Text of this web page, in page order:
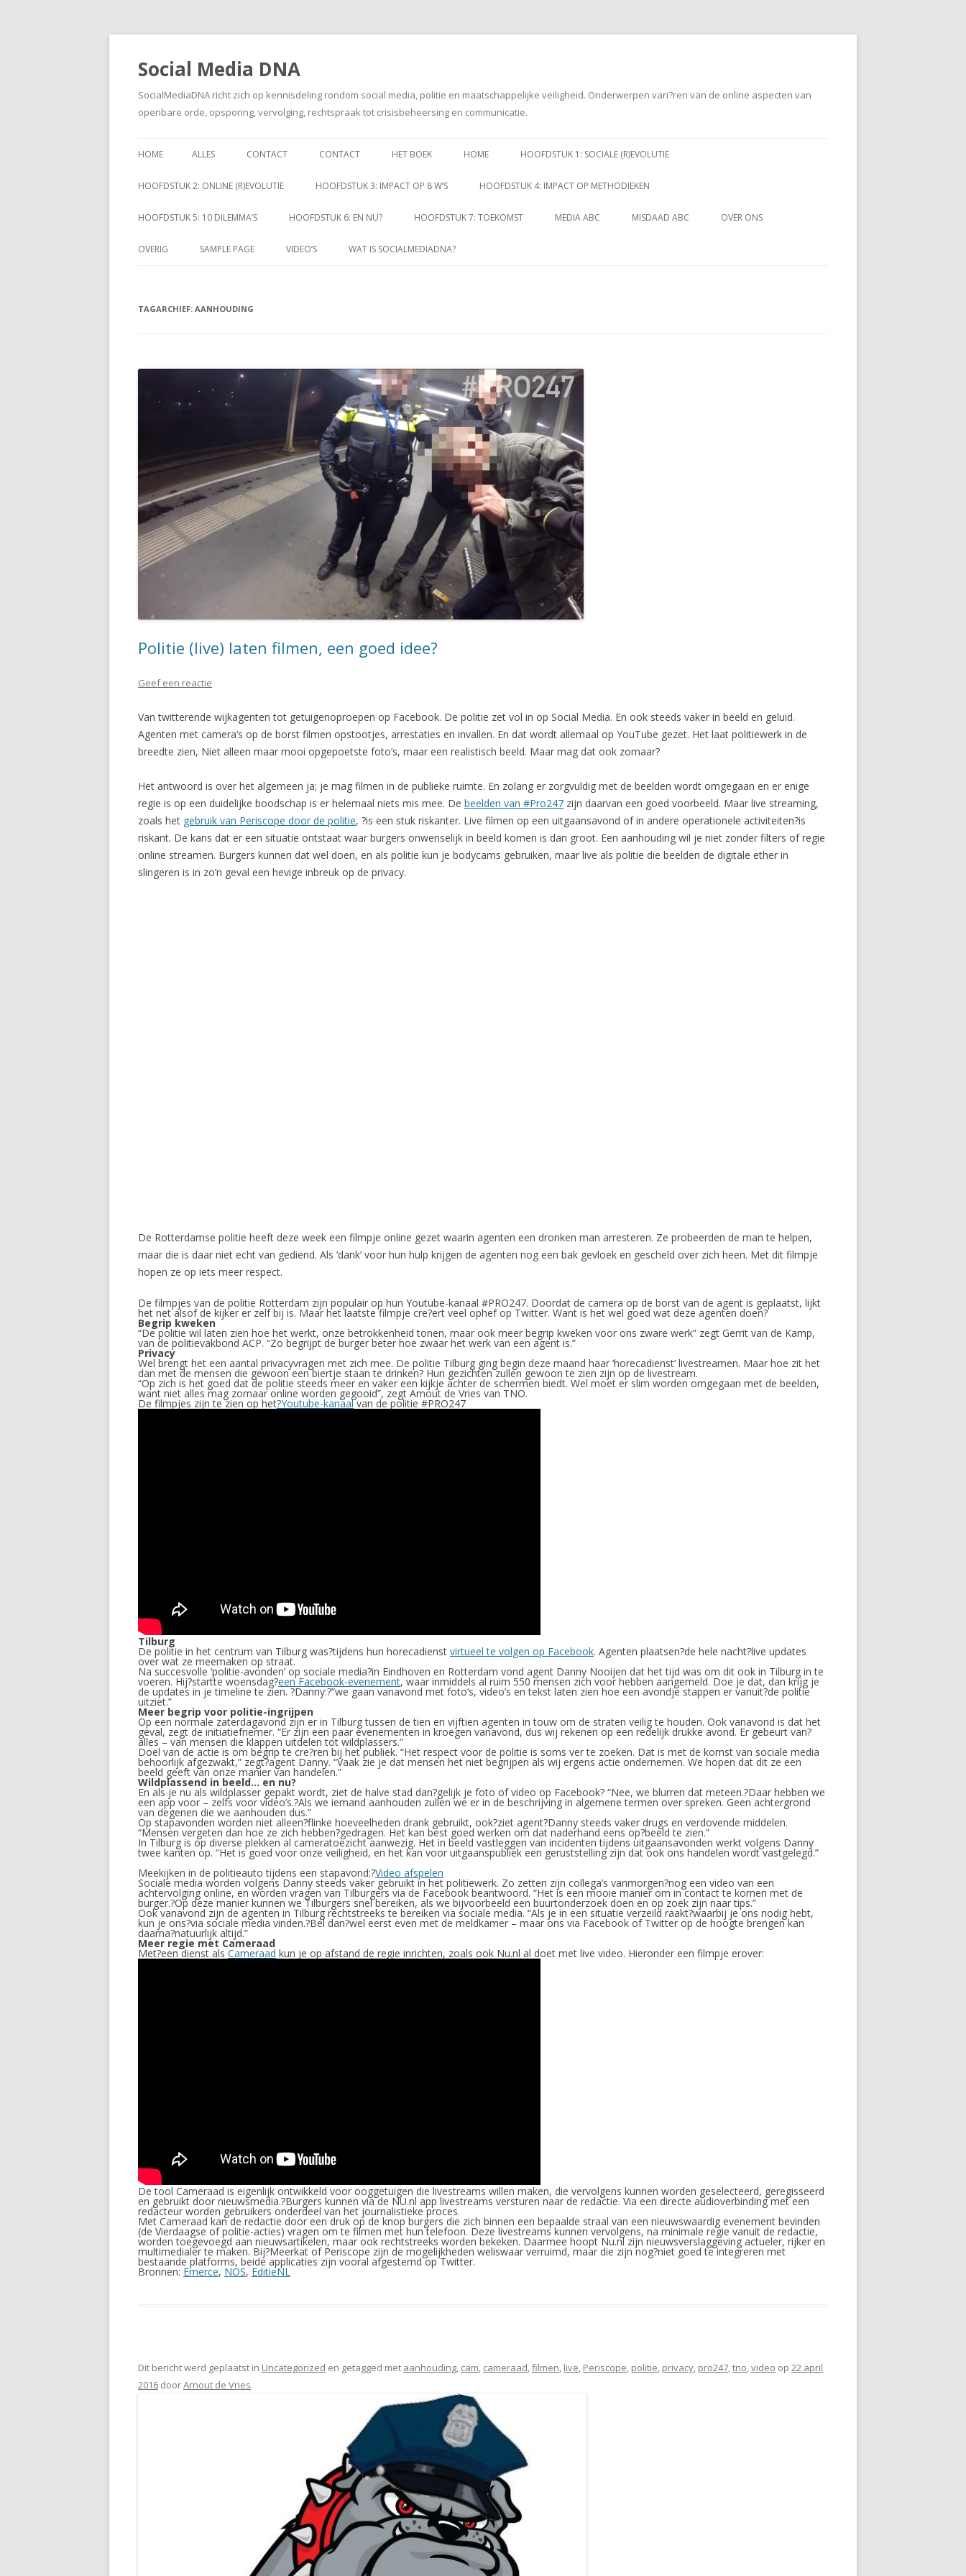
Social Media DNA
SocialMediaDNA richt zich op kennisdeling rondom social media, politie en maatschappelijke veiligheid. Onderwerpen vari?ren van de online aspecten van
openbare orde, opsporing, vervolging, rechtspraak tot crisisbeheersing en communicatie.
naar
HOME ALLES CONTACT CONTACT HET BOEK HOME HOOFDSTUK 1: SOCIALE (R)EVOLUTIE
HOOFDSTUK 2: ONLINE (R)EVOLUTIE HOOFDSTUK 3: IMPACT OP 8 W’S HOOFDSTUK 4: IMPACT OP METHODIEKEN
HOOFDSTUK 5: 10 DILEMMA’S HOOFDSTUK 6: EN NU? HOOFDSTUK 7: TOEKOMST MEDIA ABC MISDAAD ABC OVER ONS
OVERIG SAMPLE PAGE VIDEO’S WAT IS SOCIALMEDIADNA?
TAGARCHIEF: AANHOUDING
Politie (live) laten filmen, een goed idee?
Geef een reactie
Van twitterende wijkagenten tot getuigenoproepen op Facebook. De politie zet vol in op Social Media. En ook steeds vaker in beeld en geluid.
Agenten met camera’s op de borst filmen opstootjes, arrestaties en invallen. En dat wordt allemaal op YouTube gezet. Het laat politiewerk in de
breedte zien, Niet alleen maar mooi opgepoetste foto’s, maar een realistisch beeld. Maar mag dat ook zomaar?
Het antwoord is over het algemeen ja; je mag filmen in de publieke ruimte. En zolang er zorgvuldig met de beelden wordt omgegaan en er enige
regie is op een duidelijke boodschap is er helemaal niets mis mee. De beelden van #Pro247 zijn daarvan een goed voorbeeld. Maar live streaming,
zoals het gebruik van Periscope door de politie, ?is een stuk riskanter. Live filmen op een uitgaansavond of in andere operationele activiteiten?is
riskant. De kans dat er een situatie ontstaat waar burgers onwenselijk in beeld komen is dan groot. Een aanhouding wil je niet zonder filters of regie
online streamen. Burgers kunnen dat wel doen, en als politie kun je bodycams gebruiken, maar live als politie die beelden de digitale ether in
slingeren is in zo’n geval een hevige inbreuk op de privacy.
De Rotterdamse politie heeft deze week een filmpje online gezet waarin agenten een dronken man arresteren. Ze probeerden de man te helpen,
maar die is daar niet echt van gediend. Als ‘dank’ voor hun hulp krijgen de agenten nog een bak gevloek en gescheld over zich heen. Met dit filmpje
hopen ze op iets meer respect.
De filmpjes van de politie Rotterdam zijn populair op hun Youtube-kanaal #PRO247. Doordat de camera op de borst van de agent is geplaatst, lijkt
het net alsof de kijker er zelf bij is. Maar het laatste filmpje cre?ert veel ophef op Twitter. Want is het wel goed wat deze agenten doen?
Begrip kweken
“De politie wil laten zien hoe het werkt, onze betrokkenheid tonen, maar ook meer begrip kweken voor ons zware werk” zegt Gerrit van de Kamp,
van de politievakbond ACP. “Zo begrijpt de burger beter hoe zwaar het werk van een agent is.”
Privacy
Wel brengt het een aantal privacyvragen met zich mee. De politie Tilburg ging begin deze maand haar ‘horecadienst’ livestreamen. Maar hoe zit het
dan met de mensen die gewoon een biertje staan te drinken? Hun gezichten zullen gewoon te zien zijn op de livestream.
“Op zich is het goed dat de politie steeds meer en vaker een kijkje achter de schermen biedt. Wel moet er slim worden omgegaan met de beelden,
want niet alles mag zomaar online worden gegooid”, zegt Arnout de Vries van TNO.
De filmpjes zijn te zien op het?Youtube-kanaalvan de politie #PRO247
Tilburg
De politie in het centrum van Tilburg was?tijdens hun horecadienst virtueel te volgen op Facebook. Agenten plaatsen?de hele nacht?live updates
over wat ze meemaken op straat.
Na succesvolle ‘politie-avonden’ op sociale media?in Eindhoven en Rotterdam vond agent Danny Nooijen dat het tijd was om dit ook in Tilburg in te
voeren. Hij?startte woensdag?een Facebook-evenement, waar inmiddels al ruim 550 mensen zich voor hebben aangemeld. Doe je dat, dan krijg je
de updates in je timeline te zien. ?Danny:?”we gaan vanavond met foto’s, video’s en tekst laten zien hoe een avondje stappen er vanuit?de politie
uitziet.”
Meer begrip voor politie-ingrijpen
Op een normale zaterdagavond zijn er in Tilburg tussen de tien en vijftien agenten in touw om de straten veilig te houden. Ook vanavond is dat het
geval, zegt de initiatiefnemer. “Er zijn een paar evenementen in kroegen vanavond, dus wij rekenen op een redelijk drukke avond. Er gebeurt van?
alles – van mensen die klappen uitdelen tot wildplassers.”
Doel van de actie is om begrip te cre?ren bij het publiek. “Het respect voor de politie is soms ver te zoeken. Dat is met de komst van sociale media
behoorlijk afgezwakt,” zegt?agent Danny. “Vaak zie je dat mensen het niet begrijpen als wij ergens actie ondernemen. We hopen dat dit ze een
beeld geeft van onze manier van handelen.”
Wildplassend in beeld… en nu?
En als je nu als wildplasser gepakt wordt, ziet de halve stad dan?gelijk je foto of video op Facebook? “Nee, we blurren dat meteen.?Daar hebben we
een app voor – zelfs voor video’s.?Als we iemand aanhouden zullen we er in de beschrijving in algemene termen over spreken. Geen achtergrond
van degenen die we aanhouden dus.”
Op stapavonden worden niet alleen?flinke hoeveelheden drank gebruikt, ook?ziet agent?Danny steeds vaker drugs en verdovende middelen.
“Mensen vergeten dan hoe ze zich hebben?gedragen. Het kan best goed werken om dat naderhand eens op?beeld te zien.”
In Tilburg is op diverse plekken al cameratoezicht aanwezig. Het in beeld vastleggen van incidenten tijdens uitgaansavonden werkt volgens Danny
twee kanten op. “Het is goed voor onze veiligheid, en het kan voor uitgaanspubliek een geruststelling zijn dat ook ons handelen wordt vastgelegd.”
Meekijken in de politieauto tijdens een stapavond:?Video afspelen
Sociale media worden volgens Danny steeds vaker gebruikt in het politiewerk. Zo zetten zijn collega’s vanmorgen?nog een video van een
achtervolging online, en worden vragen van Tilburgers via de Facebook beantwoord. “Het is een mooie manier om in contact te komen met de
burger.?Op deze manier kunnen we Tilburgers snel bereiken, als we bijvoorbeeld een buurtonderzoek doen en op zoek zijn naar tips.”
Ook vanavond zijn de agenten in Tilburg rechtstreeks te bereiken via sociale media. “Als je in een situatie verzeild raakt?waarbij je ons nodig hebt,
kun je ons?via sociale media vinden.?Bel dan?wel eerst even met de meldkamer – maar ons via Facebook of Twitter op de hoogte brengen kan
daarna?natuurlijk altijd.”
Meer regie met Cameraad
Met?een dienst als Cameraad kun je op afstand de regie inrichten, zoals ook Nu.nl al doet met live video. Hieronder een filmpje erover:
De tool Cameraad is eigenlijk ontwikkeld voor ooggetuigen die livestreams willen maken, die vervolgens kunnen worden geselecteerd, geregisseerd
en gebruikt door nieuwsmedia.?Burgers kunnen via de NU.nl app livestreams versturen naar de redactie. Via een directe audioverbinding met een
redacteur worden gebruikers onderdeel van het journalistieke proces.
Met Cameraad kan de redactie door een druk op de knop burgers die zich binnen een bepaalde straal van een nieuwswaardig evenement bevinden
(de Vierdaagse of politie-acties) vragen om te filmen met hun telefoon. Deze livestreams kunnen vervolgens, na minimale regie vanuit de redactie,
worden toegevoegd aan nieuwsartikelen, maar ook rechtstreeks worden bekeken. Daarmee hoopt Nu.nl zijn nieuwsverslaggeving actueler, rijker en
multimedialer te maken. Bij?Meerkat of Periscope zijn de mogelijkheden weliswaar verruimd, maar die zijn nog?niet goed te integreren met
bestaande platforms, beide applicaties zijn vooral afgestemd op Twitter.
Bronnen: Emerce, NOS, EditieNL
Dit bericht werd geplaatst in Uncategorized en getagged met aanhouding, cam, cameraad,filmen, live, Periscope, politie, privacy, pro247,tno,video op 22 april
2016 doorArnout de Vries.